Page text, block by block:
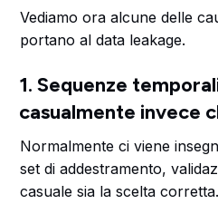
Vediamo ora alcune delle
portano al data leakage.
1. Sequenze
casualmente invece
Normalmente ci viene
set di addestramento,
casuale sia la scelta corretta.